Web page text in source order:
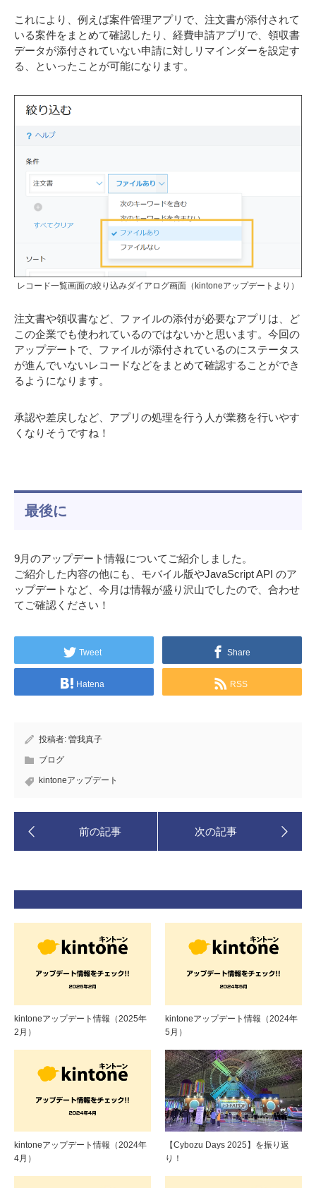
これにより、例えば案件管理アプリで、注文書が添付されて
いる案件をまとめて確認したり、経費申請アプリで、領収書
データが添付されていない申請に対しリマインダーを設定す
る、といったことが可能になります。
レコード一覧画面の絞り込みダイアログ画面（kintoneアップデートより）
注文書や領収書など、ファイルの添付が必要なアプリは、ど
この企業でも使われているのではないかと思います。今回の
アップデートで、ファイルが添付されているのにステータス
が進んでいないレコードなどをまとめて確認することができ
るようになります。
承認や差戻しなど、アプリの処理を行う人が業務を行いやす
くなりそうですね！
最後に
9月のアップデート情報についてご紹介しました。
ご紹介した内容の他にも、モバイル版やJavaScript API のア
ップデートなど、今月は情報が盛り沢山でしたので、合わせ
てご確認ください！
Tweet Share
Hatena RSS
投稿者: 曽我真子
ブログ
kintoneアップデート
kintoneアップデート情報（2025年
2月）
kintoneアップデート情報（2024年
5月）
kintoneアップデート情報（2024年
4月）
【Cybozu Days 2025】を振り返
り！